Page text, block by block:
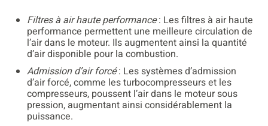
Filtres à air haute performance: Les filtres à air haute
performance permettent une meilleure circulation de
l’air dans le moteur. Ils augmentent ainsi la quantité
d’air disponible pour la combustion.
Admission d’air forcé: Les systèmes d’admission
d’air forcé, comme les turbocompresseurs et les
compresseurs, poussent l’air dans le moteur sous
pression, augmentant ainsi considérablement la
puissance.